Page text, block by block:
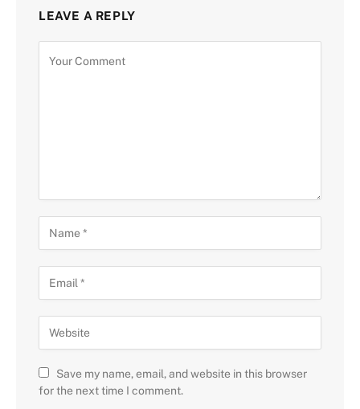
LEAVE A REPLY
Save my name, email, and website in this browser
for the next time I comment.